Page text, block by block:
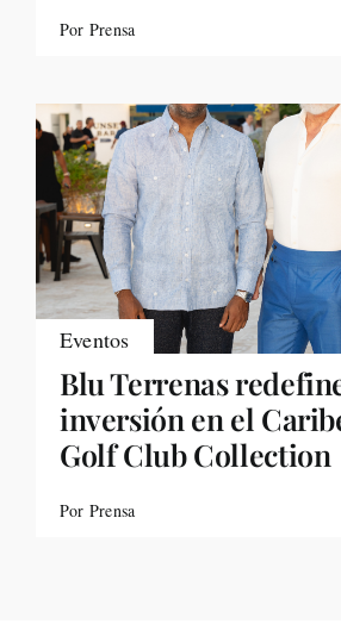
Por Prensa
Eventos
Blu Terrenas
inversión en el
Golf Club Collection
Por Prensa